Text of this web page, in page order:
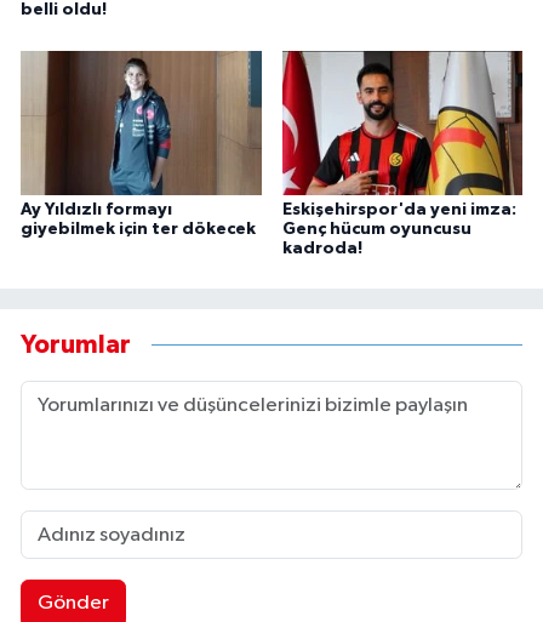
belli oldu!
Ay Yıldızlı formayı
giyebilmek için ter dökecek
Eskişehirspor'da yeni imza:
Genç hücum oyuncusu
kadroda!
Yorumlar
Gönder